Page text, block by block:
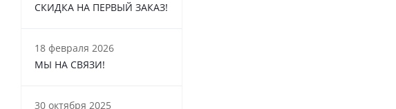
СКИДКА НА ПЕРВЫЙ ЗАКАЗ!
18 февраля 2026
МЫ НА СВЯЗИ!
30 октября 2025